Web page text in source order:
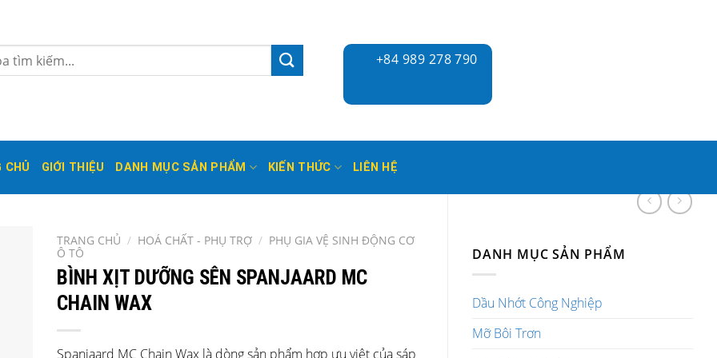
+84 989 278 790
CHỦ GIỚI THIỆU DANH MỤC SẢN PHẨM KIẾN THỨC LIÊN HỆ
DANH MỤC SẢN PHẨM
Dầu Nhớt Công Nghiệp
Mỡ Bôi Trơn
TRANG CHỦ / HOÁ CHẤT - PHỤ TRỢ / PHỤ GIA VỆ SINH ĐỘNG CƠ
Ô TÔ
BÌNH XỊT DƯỠNG SÊN SPANJAARD MC
CHAIN WAX
Spanjaard MC Chain Wax là dòng sản phẩm hợp ưu việt của sáp